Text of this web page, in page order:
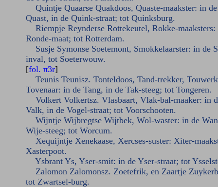
Quintje Quaarse Quakdoos, Quaste-maakster: in de
Quast, in de Quink-straat; tot Quinksburg.
Riempje Reynderse Rottekeutel, Rokke-maaksters:
Ronde-maat; tot Rotterdam.
Susje Symonse Soetemont, Smokkelaarster: in de
inval, tot Soeterwouw.
[fol. π3r]
Teunis Teunisz. Tonteldoos, Tand-trekker,
Tovenaar: in de Tang, in de Tak-steeg; tot Tongeren.
Volkert Volkertsz. Vlasbaart, Vlak-bal-maaker: in
Valk, in de Vogel-straat; tot Voorschooten.
Wijntje Wijbregtse Wijtbek, Wol-waster: in de
Wije-steeg; tot Worcum.
Xequijntje Xenekaase, Xercses-suster: Xiter-
Xasterpoot.
Ysbrant Ys, Yser-smit: in de Yser-straat; tot
Zalomon Zalomonsz. Zoetefrik, en Zaartje
tot Zwartsel-burg.